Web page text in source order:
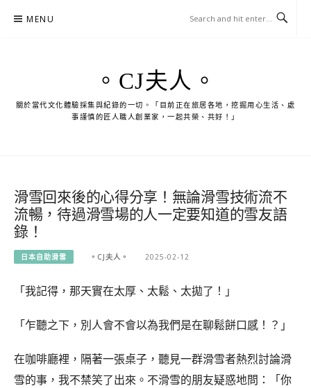
MENU
。CJ夫人。
關於當代文化體驗採集與紀錄的一切。「目前正在旅居各地，挖掘用心生活、處
事謹慎的匠人職人創業家，一起共榮、共好！」
滑雪回來後的心得分享！無論滑雪技術流不
流暢，待過滑雪場的人一定要知道的雪友語
錄！
日本自助滑雪 。CJ夫人。 2025-02-12
「我記得，那天實在太厚、太鬆、太拋了！」
「乍聽之下，別人會不會以為我們是在聊鬆餅口感！？」
在咖啡廳裡，隔著一張桌子，聽見一群滑雪者熱烈討論滑
雪的事，我不禁笑了出來。不滑雪的朋友疑惑地問：「你